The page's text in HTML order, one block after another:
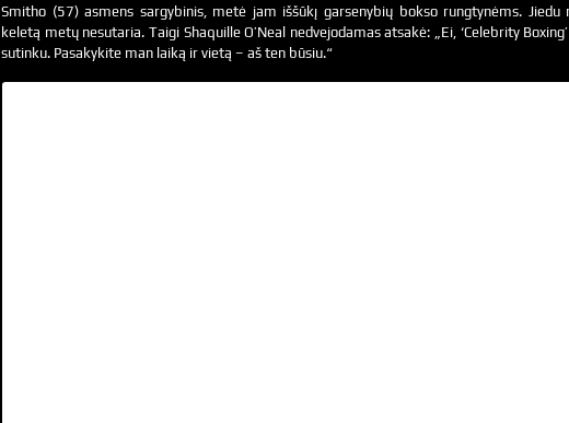
Smitho (57) asmens sargybinis, metė jam iššūkį garsenybių bokso rungtynėms. Jiedu
keletą metų nesutaria. Taigi Shaquille O’Neal nedvejodamas atsakė: „Ei, ‘Celebrity
sutinku. Pasakykite man laiką ir vietą – aš ten būsiu.“